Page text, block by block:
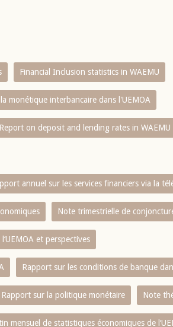
Financial Inclusion statistics in WAEMU
monétique interbancaire dans l'UEMOA
Report on deposit and lending rates in WAEMU
annuel sur les services financiers via la
Note trimestrielle de
et perspectives
Rapport sur les conditions de banque
Rapport sur la politique monétaire Note
mensuel de statistiques économiques de